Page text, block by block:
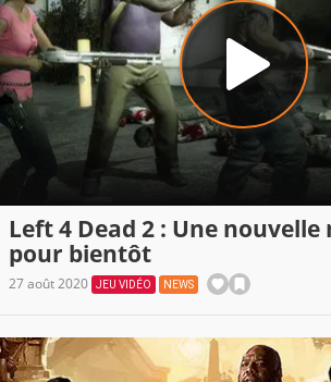
Left 4 Dead 2 : Une nouvelle
pour bientôt
27 août 2020 JEU VIDÉO NEWS